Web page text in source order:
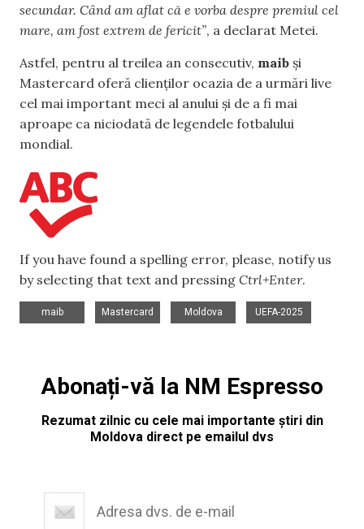
secundar. Când am aflat că e vorba despre premiul cel
mare, am fost extrem de fericit”, a declarat Metei.
Astfel, pentru al treilea an consecutiv, maib și
Mastercard oferă clienților ocazia de a urmări live
cel mai important meci al anului și de a fi mai
aproape ca niciodată de legendele fotbalului
mondial.
If you have found a spelling error, please, notify us
by selecting that text and pressing Ctrl+Enter.
maib
Mastercard
Moldova
UEFA-2025
Abonați-vă la NM Espresso
Rezumat zilnic cu cele mai importante știri din
Moldova direct pe emailul dvs